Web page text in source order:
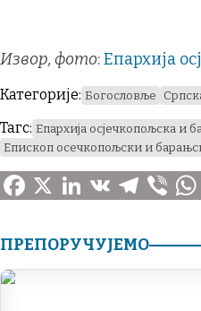
Извор, фото:Епархија
Категорије: Богословље
Тагс: Епархија осјечкопољска и
Епископ осечкопољски и
a
c
i
n
K
e
l
i
b
h
a
ПРЕПОРУЧУЈЕМО